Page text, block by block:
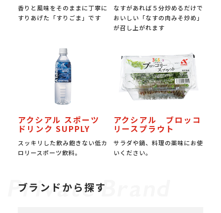
香りと風味をそのままに丁寧に
すりあげた「すりごま」です
なすがあれば５分炒めるだけで
おいしい「なすの肉みそ炒め」
が召し上がれます
アクシアル スポーツ
ドリンク SUPPLY
スッキリした飲み飽きない低カ
ロリースポーツ飲料。
アクシアル ブロッコ
リースプラウト
サラダや鍋、料理の薬味にお使
いください。
ブランドから探す